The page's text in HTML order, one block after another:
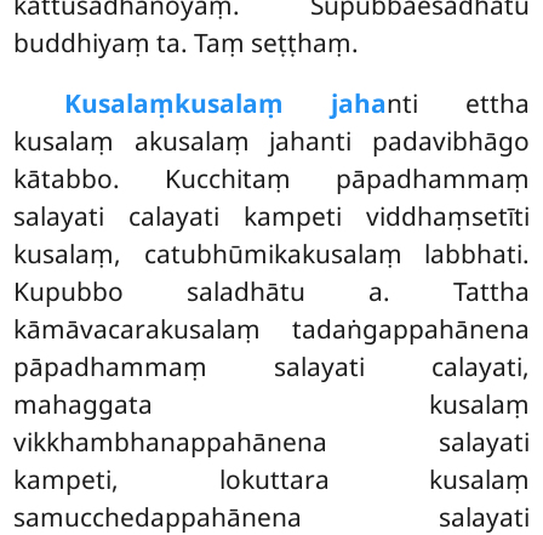
buddhiyaṃ ta. Taṃ seṭṭhaṃ.
Kusalaṃkusalaṃ jahanti ettha
kusalaṃ akusalaṃ jahanti padavibhāgo
kātabbo. Kucchitaṃ pāpadhammaṃ
salayati calayati kampeti viddhaṃsetīti
kusalaṃ, catubhūmikakusalaṃ labbhati.
Kupubbo saladhātu a. Tattha
kāmāvacarakusalaṃ tadaṅgappahānena
pāpadhammaṃ salayati calayati,
mahaggata kusalaṃ
vikkhambhanappahānena salayati
kampeti, lokuttara kusalaṃ
samucchedappahānena salayati